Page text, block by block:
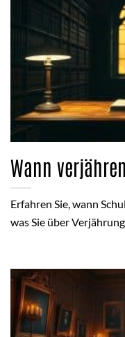
Wann
Erfahren Sie, wann
was Sie über